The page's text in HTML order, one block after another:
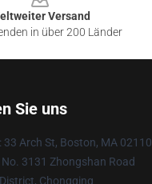
Versand
in über 200 Länder
Sie uns
: 33 Arch St, Boston, MA 02110
No. 3131 Zhongshan Road
Chongqing